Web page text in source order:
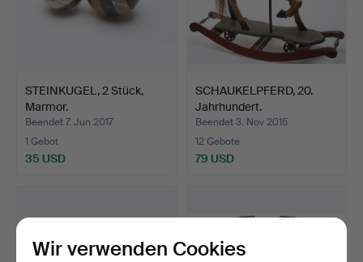
STEINKUGEL, 2 Stück,
Marmor.
Beendet 7. Jun 2017
1 Gebot
35 USD
SCHAUKELPFERD, 20.
Jahrhundert.
Beendet 3. Nov 2015
12 Gebote
79 USD
Wir verwenden Cookies